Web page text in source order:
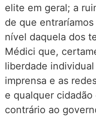
elite em geral; a
de que
nível daquela dos
Médici que,
liberdade
imprensa e as
e qualquer
contrário ao